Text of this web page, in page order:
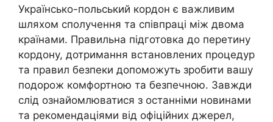
Українсько-польський кордон є важливим
шляхом сполучення та співпраці між двома
країнами. Правильна підготовка до перетину
кордону, дотримання встановлених процедур
та правил безпеки допоможуть зробити вашу
подорож комфортною та безпечною. Завжди
слід ознайомлюватися з останніми новинами
та рекомендаціями від офіційних джерел,